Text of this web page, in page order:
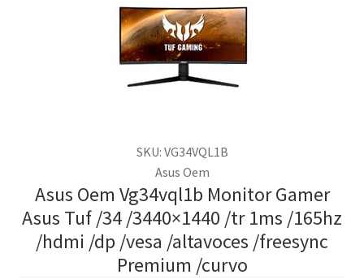
SKU: VG34VQL1B
Asus Oem
Asus Oem Vg34vql1b Monitor Gamer
Asus Tuf /34 /3440×1440 /tr 1ms /165hz
/hdmi /dp /vesa /altavoces /freesync
Premium /curvo